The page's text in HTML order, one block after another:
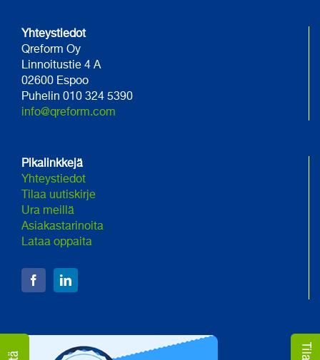
Yhteystiedot
Qreform Oy
Linnoitustie 4 A
02600 Espoo
Puhelin 010 324 5390
info@qreform.com
Pikalinkkejä
Yhteystiedot
Tilaa uutiskirje
Ura meillä
Asiakastarinoita
Lataa oppaita